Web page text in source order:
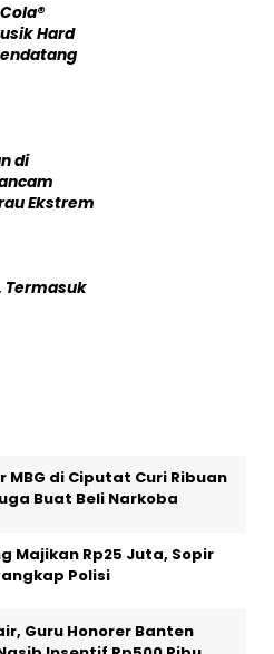
Hard
di
Ekstrem
Termasuk
MBG di Ciputat Curi Ribuan
Buat Beli Narkoba
Majikan Rp25 Juta, Sopir
Polisi
Guru Honorer Banten